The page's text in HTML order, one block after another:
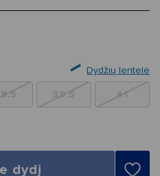
Dydžių lentelė
39,5 41
dydį